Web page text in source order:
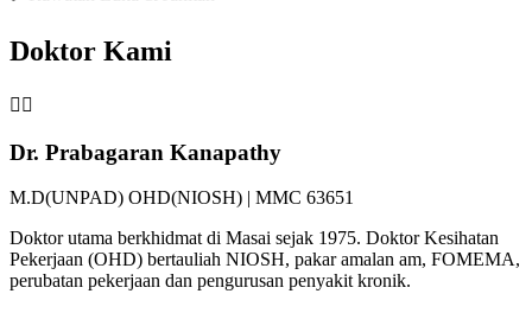
Doktor Kami
👨‍⚕️
Dr. Prabagaran Kanapathy
M.D(UNPAD) OHD(NIOSH) | MMC 63651
Doktor utama berkhidmat di Masai sejak 1975. Doktor Kesihatan
Pekerjaan (OHD) bertauliah NIOSH, pakar amalan am, FOMEMA,
perubatan pekerjaan dan pengurusan penyakit kronik.